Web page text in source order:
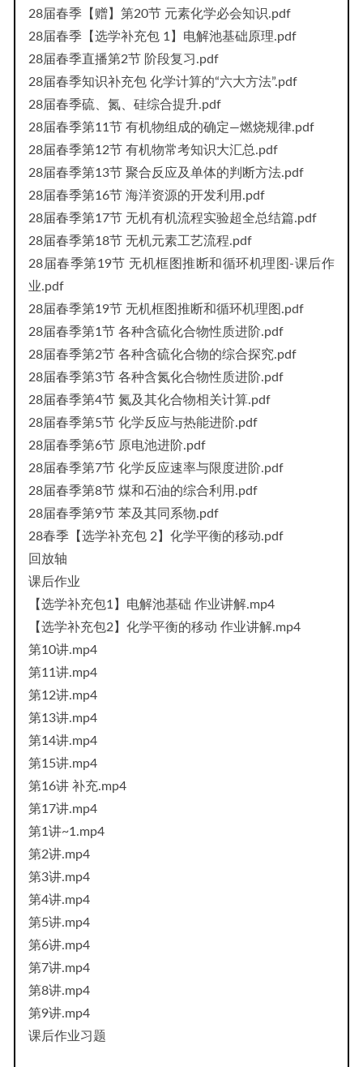
28届春季【赠】第20节 元素化学必会知识.pdf
28届春季【选学补充包 1】电解池基础原理.pdf
28届春季直播第2节 阶段复习.pdf
28届春季知识补充包 化学计算的“六大方法”.pdf
28届春季硫、氮、硅综合提升.pdf
28届春季第11节 有机物组成的确定—燃烧规律.pdf
28届春季第12节 有机物常考知识大汇总.pdf
28届春季第13节 聚合反应及单体的判断方法.pdf
28届春季第16节 海洋资源的开发利用.pdf
28届春季第17节 无机有机流程实验超全总结篇.pdf
28届春季第18节 无机元素工艺流程.pdf
28届春季第19节 无机框图推断和循环机理图-课后作
业.pdf
28届春季第19节 无机框图推断和循环机理图.pdf
28届春季第1节 各种含硫化合物性质进阶.pdf
28届春季第2节 各种含硫化合物的综合探究.pdf
28届春季第3节 各种含氮化合物性质进阶.pdf
28届春季第4节 氮及其化合物相关计算.pdf
28届春季第5节 化学反应与热能进阶.pdf
28届春季第6节 原电池进阶.pdf
28届春季第7节 化学反应速率与限度进阶.pdf
28届春季第8节 煤和石油的综合利用.pdf
28届春季第9节 苯及其同系物.pdf
28春季【选学补充包 2】化学平衡的移动.pdf
回放轴
课后作业
【选学补充包1】电解池基础 作业讲解.mp4
【选学补充包2】化学平衡的移动 作业讲解.mp4
第10讲.mp4
第11讲.mp4
第12讲.mp4
第13讲.mp4
第14讲.mp4
第15讲.mp4
第16讲 补充.mp4
第17讲.mp4
第1讲~1.mp4
第2讲.mp4
第3讲.mp4
第4讲.mp4
第5讲.mp4
第6讲.mp4
第7讲.mp4
第8讲.mp4
第9讲.mp4
课后作业习题